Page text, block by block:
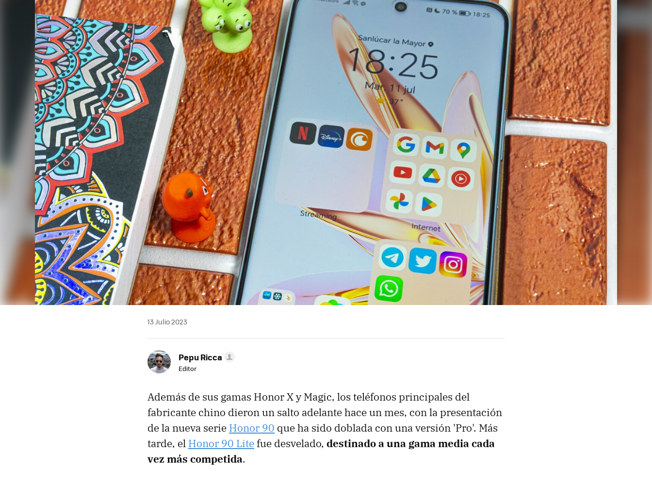
13 Julio 2023
Pepu Ricca
Editor
Además de sus gamas Honor X y Magic, los teléfonos principales del
fabricante chino dieron un salto adelante hace un mes, con la presentación
de la nueva serie Honor 90 que ha sido doblada con una versión 'Pro'. Más
tarde, el Honor 90 Lite fue desvelado, destinado a una gama media cada
vez más competida.